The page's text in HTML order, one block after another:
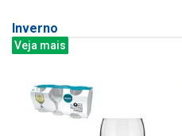
Inverno
Veja mais